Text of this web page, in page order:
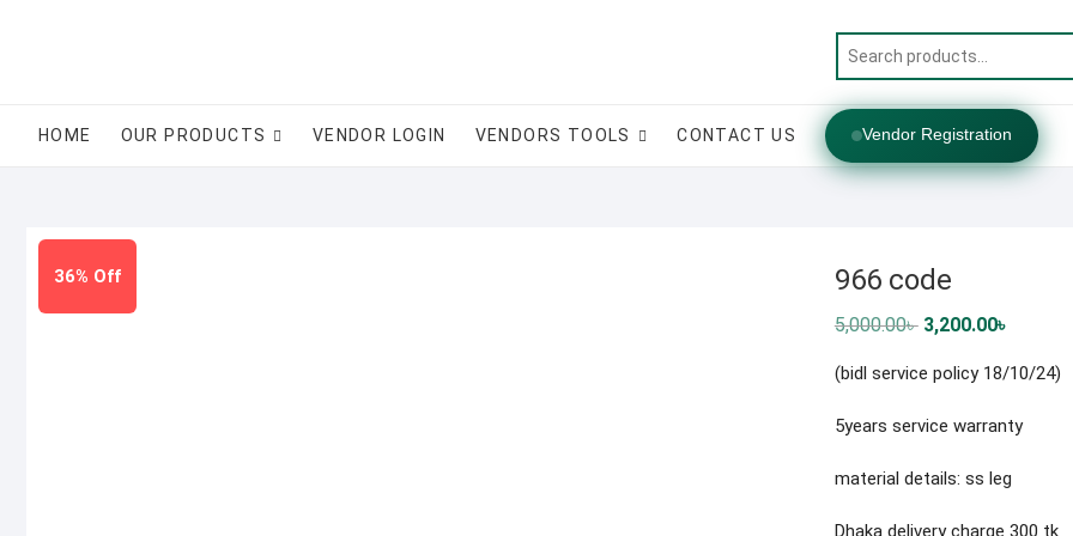
HOME OUR PRODUCTS VENDOR LOGIN VENDORS TOOLS CONTACT US Vendor Registration
36% Off 966 code
5,000.00৳ Original
price
5,000.00৳ .
3,200.00৳
(bidl service policy 18/10/24)
5years service warranty
material details: ss leg
Dhaka delivery charge 300 tk